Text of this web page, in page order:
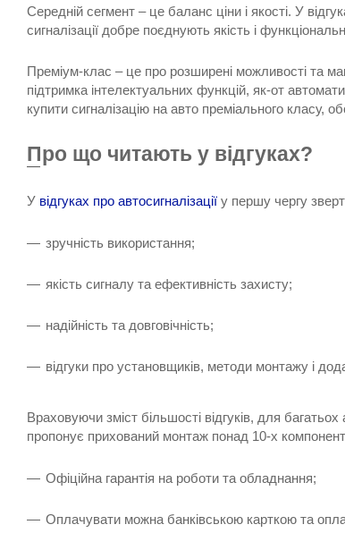
Середній сегмент – це баланс ціни і якості. У
сигналізації добре поєднують якість і
Преміум-клас – це про розширені можливості та
підтримка інтелектуальних функцій, як-от
купити сигналізацію на авто преміального класу,
Про що читають у відгуках?
У відгуках про автосигналізації у першу чергу
зручність використання;
якість сигналу та ефективність захисту;
надійність та довговічність;
відгуки про установщиків, методи монтажу і
Враховуючи зміст більшості відгуків, для
пропонує прихований монтаж понад 10-х
Офіційна гарантія на роботи та обладнання;
Оплачувати можна банківською карткою та